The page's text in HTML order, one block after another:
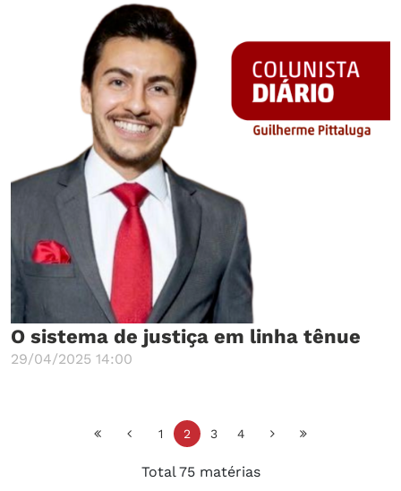
O sistema de justiça em linha tênue
29/04/2025 14:00
1 2 3 4
Total 75 matérias